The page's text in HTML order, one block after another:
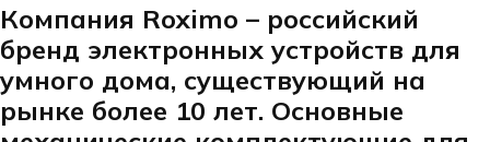
Компания Roximo – российский
бренд электронных устройств для
умного дома, существующий на
рынке более 10 лет. Основные